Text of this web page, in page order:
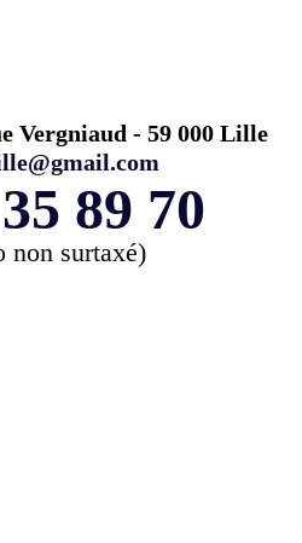
Vergniaud - 59 000 Lille
89 70
non surtaxé)